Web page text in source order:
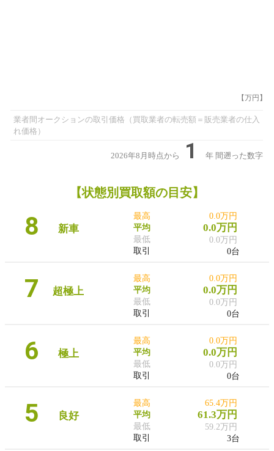
【万円】
業者間オークションの取引価格（買取業者の転売額＝販売業者の仕入
れ価格）
2026年8月時点から 1 年 間遡った数字
【状態別買取額の目安】
8 新車
最高
平均
最低
取引
0.0万円
0.0万円
0.0万円
0台
7 超極上
最高
平均
最低
取引
0.0万円
0.0万円
0.0万円
0台
6 極上
最高
平均
最低
取引
0.0万円
0.0万円
0.0万円
0台
5 良好
最高
平均
最低
取引
65.4万円
61.3万円
59.2万円
3台